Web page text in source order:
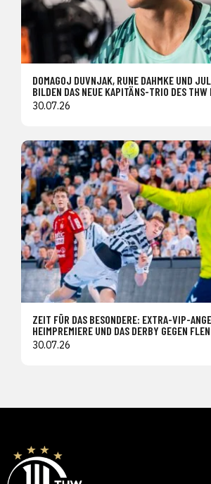
DOMAGOJ DUVNJAK, RUNE DAHMKE UND
BILDEN DAS NEUE KAPITÄNS-TRIO DES THW
30.07.26
ZEIT FÜR DAS BESONDERE: EXTRA-VIP-
HEIMPREMIERE UND DAS DERBY GEGEN
30.07.26